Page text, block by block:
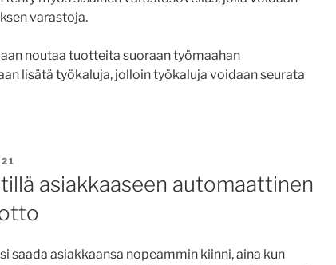
varastoja.
noutaa tuotteita suoraan työmaahan
lisätä työkaluja, jolloin työkaluja voidaan seurata
asiakkaaseen automaattinen
saada asiakkaansa nopeammin kiinni, aina kun